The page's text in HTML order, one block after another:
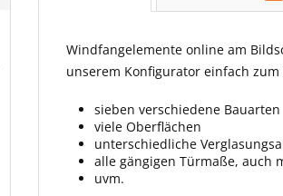
Windfangelemente online am
unserem Konfigurator einfach
sieben verschiedene Bauarten
viele Oberflächen
unterschiedliche
alle gängigen Türmaße, auch
uvm.